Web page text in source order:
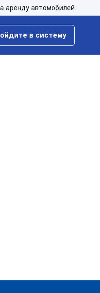
аренду автомобилей
в систему